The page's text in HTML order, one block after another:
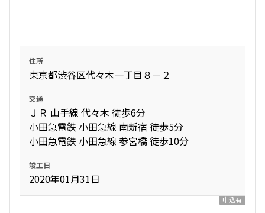
住所
東京都渋谷区代々木一丁目８－２
交通
ＪＲ 山手線 代々木 徒歩6分
小田急電鉄 小田急線 南新宿 徒歩5分
小田急電鉄 小田急線 参宮橋 徒歩10分
竣工日
2020年01月31日
申込有